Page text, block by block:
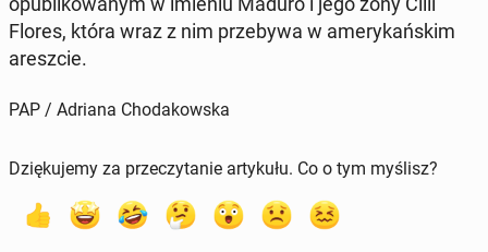
Flores, która wraz z nim prze­by­wa w ame­ry­kań­skim
aresz­cie.
PAP / Adriana Chodakowska
Dziękujemy za przeczytanie artykułu. Co o tym myślisz?